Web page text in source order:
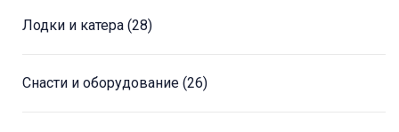
Лодки и катера (28)
Снасти и оборудование (26)